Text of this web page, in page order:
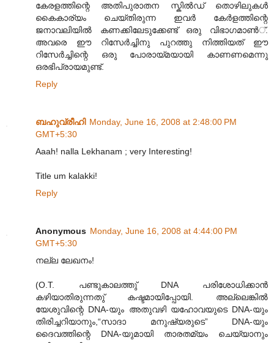
കേരളത്തിന്റെ അതിപുരാതന സ്കില്‍ഡ് തൊഴിലുകള്‍
കൈകാര്യം ചെയ്തിരുന്ന ഇവര്‍ കേര്‍ളത്തിന്റെ
ജനാവലിയില്‍ കണക്കിലേടുക്കേണ്ട് ഒരു വിഭാഗമാണ്‍്.
അവരെ ഈ റിസേര്‍ച്ചിനു പുറത്തു നിത്തിയത് ഈ
റിസേര്‍ച്ചിന്റെ ഒരു പോരായ്മയായി കാണണമെന്നു
ഒരഭിപ്രായമുണ്ട്.
Reply
ബഹുവ്രീഹി Monday, June 16, 2008 at 2:48:00 PM
GMT+5:30
Aaah! nalla Lekhanam ; very Interesting!
Title um kalakki!
Reply
Anonymous Monday, June 16, 2008 at 4:44:00 PM
GMT+5:30
നല്ല ലേഖനം!
(O.T. പണ്ടുകാലത്തു് DNA പരിശോധിക്കാന്‍
കഴിയാതിരുന്നതു് കഷ്ടമായിപ്പോയി. അല്ലെങ്കില്‍
യേശുവിന്റെ DNA-യും അതുവഴി യഹോവയുടെ DNA-യും
തിരിച്ചറിയാനും,“സാദാ മനുഷ്യരുടെ” DNA-യും
ദൈവത്തിന്റെ DNA-യുമായി താരതമ്യം ചെയ്യാനും